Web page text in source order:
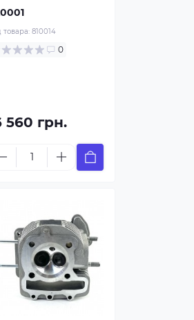
товара:810014
0
560 грн.